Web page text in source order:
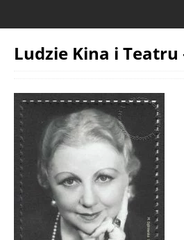
Ludzie Kina i Teatru